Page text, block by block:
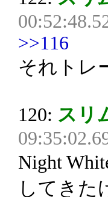
>>116
それトレ
120: スリ
Night
してきた